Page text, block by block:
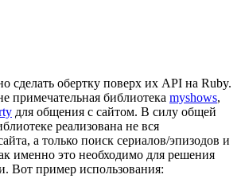
сделать обертку поверх их API на Ruby.
примечательная библиотека myshows,
для общения с сайтом. В силу общей
реализована не вся
а только поиск сериалов/эпизодов и
именно это необходимо для решения
Вот пример использования: